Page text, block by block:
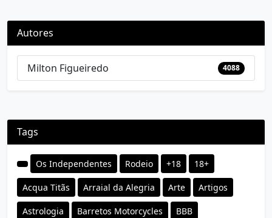
Autores
Milton Figueiredo 4088
Tags
Os Independentes Rodeio +18 18+
Acqua Titãs Arraial da Alegria Arte Artigos
Astrologia Barretos Motorcycles BBB